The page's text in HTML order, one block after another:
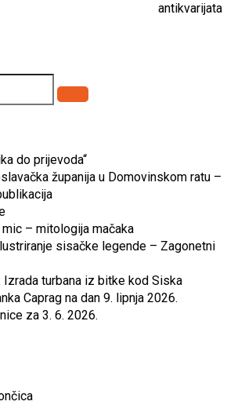
antikvarijata
Pretraži
do prijevoda“
županija u Domovinskom ratu –
– mitologija mačaka
sisačke legende – Zagonetni
Izrada turbana iz bitke kod Siska
Caprag na dan 9. lipnja 2026.
za 3. 6. 2026.